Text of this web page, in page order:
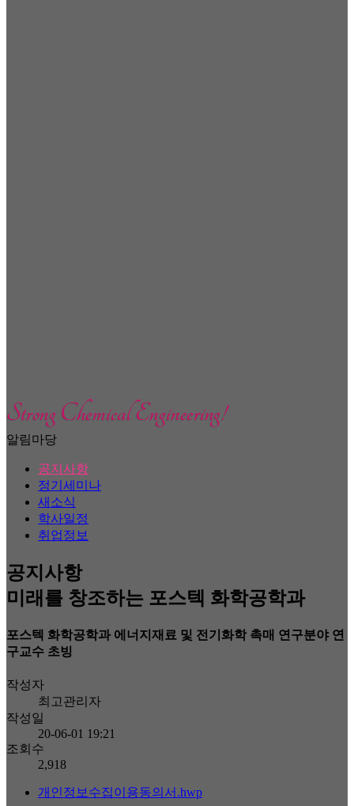
알림마당
공지사항
정기세미나
새소식
학사일정
취업정보
공지사항
미래를 창조하는 포스텍 화학공학과
포스텍 화학공학과 에너지재료 및 전기화학 촉매 연구분야 연
구교수 초빙
작성자
최고관리자
작성일
20-06-01 19:21
조회수
2,918
개인정보수집이용동의서.hwp